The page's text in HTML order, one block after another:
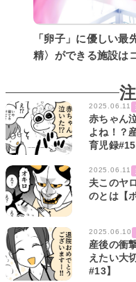
「卵子」に優しい
精〉ができる施設は
2025.06.11
赤ちゃん
よね！？
育児録#15
2025.06.11
夫このヤ
のとは【
2025.06.10
産後の衝
えたい大
#13】